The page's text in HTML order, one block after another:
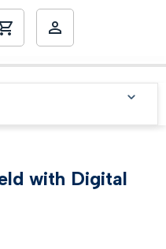
with Digital